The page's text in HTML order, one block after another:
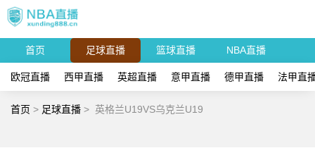
首页 足球直播 篮球直播 NBA直播
欧冠直播 西甲直播 英超直播 意甲直播 德甲直播 法甲直
首页 > 足球直播 > 英格兰U19VS乌克兰U19